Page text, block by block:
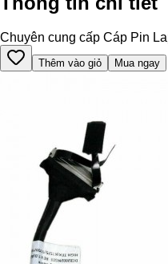
Chuyên cung cấp Cáp Pin
Thêm vào giỏ Mua ngay